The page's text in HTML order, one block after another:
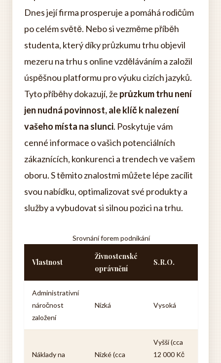
Dnes její firma prosperuje a pomáhá rodičům
po celém světě. Nebo si vezměme příběh
studenta, který díky průzkumu trhu objevil
mezeru na trhu s online vzděláváním a založil
úspěšnou platformu pro výuku cizích jazyků.
Tyto příběhy dokazují, že průzkum trhu není
jen nudná povinnost, ale klíč k nalezení
vašeho místa na slunci. Poskytuje vám
cenné informace o vašich potenciálních
zákaznících, konkurenci a trendech ve vašem
oboru. S těmito znalostmi můžete lépe zacílit
svou nabídku, optimalizovat své produkty a
služby a vybudovat si silnou pozici na trhu.
Srovnání forem podnikání
Vlastnost
Živnostenské
oprávnění
S.R.O.
Administrativní
náročnost
založení
Nízká Vysoká
Náklady na
Nízké (cca
Vyšší (cca
12 000 Kč